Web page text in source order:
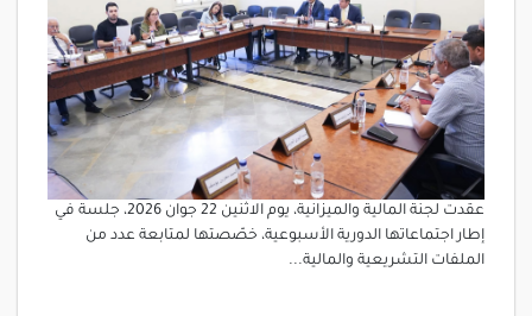
عقدت لجنة المالية والميزانية، يوم الاثنين 22 جوان 2026، جلسة في
إطار اجتماعاتها الدورية الأسبوعية، خصّصتها لمتابعة عدد من
الملفات التشريعية والمالية...